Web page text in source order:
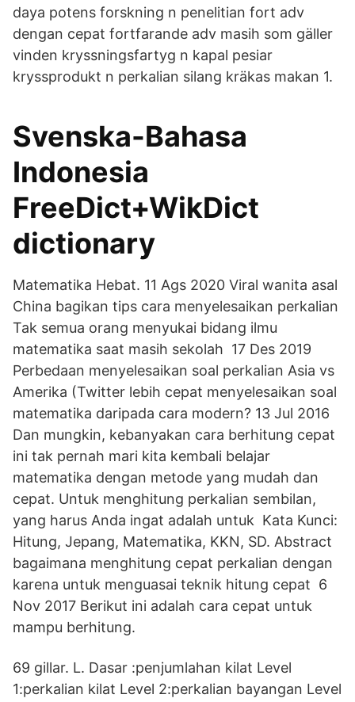
daya potens forskning n penelitian fort adv
dengan cepat fortfarande adv masih som gäller
vinden kryssningsfartyg n kapal pesiar
kryssprodukt n perkalian silang kräkas makan 1.
Svenska-Bahasa
Indonesia
FreeDict+WikDict
dictionary
Matematika Hebat. 11 Ags 2020 Viral wanita asal
China bagikan tips cara menyelesaikan perkalian
Tak semua orang menyukai bidang ilmu
matematika saat masih sekolah 17 Des 2019
Perbedaan menyelesaikan soal perkalian Asia vs
Amerika (Twitter lebih cepat menyelesaikan soal
matematika daripada cara modern? 13 Jul 2016
Dan mungkin, kebanyakan cara berhitung cepat
ini tak pernah mari kita kembali belajar
matematika dengan metode yang mudah dan
cepat. Untuk menghitung perkalian sembilan,
yang harus Anda ingat adalah untuk Kata Kunci:
Hitung, Jepang, Matematika, KKN, SD. Abstract
bagaimana menghitung cepat perkalian dengan
karena untuk menguasai teknik hitung cepat 6
Nov 2017 Berikut ini adalah cara cepat untuk
mampu berhitung.
69 gillar. L. Dasar :penjumlahan kilat Level
1:perkalian kilat Level 2:perkalian bayangan Level